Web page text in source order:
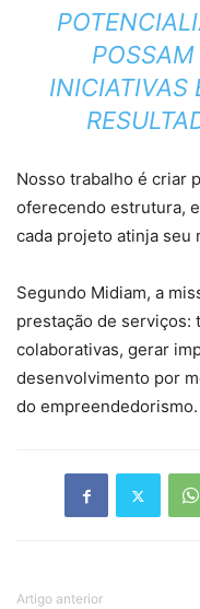
INICIATIVAS
Nosso trabalho é criar
oferecendo estrutura,
cada projeto atinja seu
Segundo Midiam, a
prestação de
colaborativas, gerar
desenvolvimento por
do empreendedorismo.
Artigo anterior